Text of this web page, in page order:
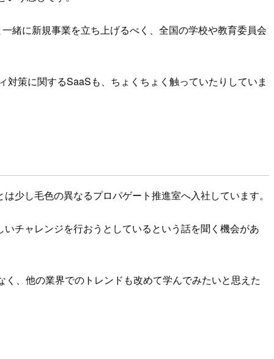
緒に新規事業を立ち上げるべく、全国の学校や教育委員会
策に関するSaaSも、ちょくちょく触っていたりしていま
少し毛色の異なるプロパゲート推進室へ入社しています。
チャレンジを行おうとしているという話を聞く機会があ
、他の業界でのトレンドも改めて学んでみたいと思えた